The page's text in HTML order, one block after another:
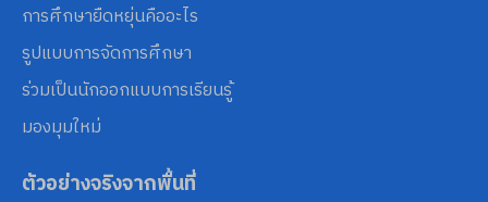
การศึกษายืดหยุ่นคืออะไร
รูปแบบการจัดการศึกษา
ร่วมเป็นนักออกแบบการเรียนรู้
มองมุมใหม่
ตัวอย่างจริงจากพื้นที่